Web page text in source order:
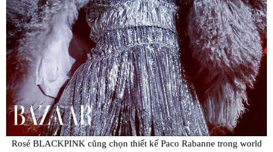
Rosé BLACKPINK cũng chọn thiết kế Paco Rabanne trong world